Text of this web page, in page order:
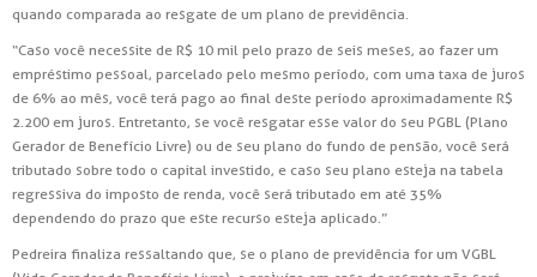
quando comparada ao resgate de um plano de previdência.
“Caso você necessite de R$ 10 mil pelo prazo de seis meses, ao fazer um
empréstimo pessoal, parcelado pelo mesmo período, com uma taxa de juros
de 6% ao mês, você terá pago ao final deste período aproximadamente R$
2.200 em juros. Entretanto, se você resgatar esse valor do seu PGBL (Plano
Gerador de Benefício Livre) ou de seu plano do fundo de pensão, você será
tributado sobre todo o capital investido, e caso seu plano esteja na tabela
regressiva do imposto de renda, você será tributado em até 35%
dependendo do prazo que este recurso esteja aplicado.”
Pedreira finaliza ressaltando que, se o plano de previdência for um VGBL